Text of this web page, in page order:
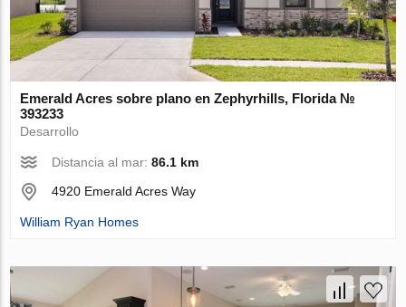
Emerald Acres sobre plano en Zephyrhills, Florida №
393233
Desarrollo
Distancia al mar:86.1 km
4920 Emerald Acres Way
William Ryan Homes